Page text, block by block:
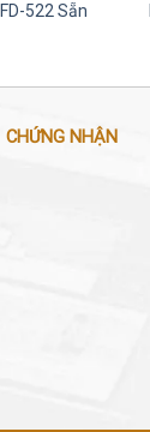
522 Sẵn
CHỨNG NHẬN